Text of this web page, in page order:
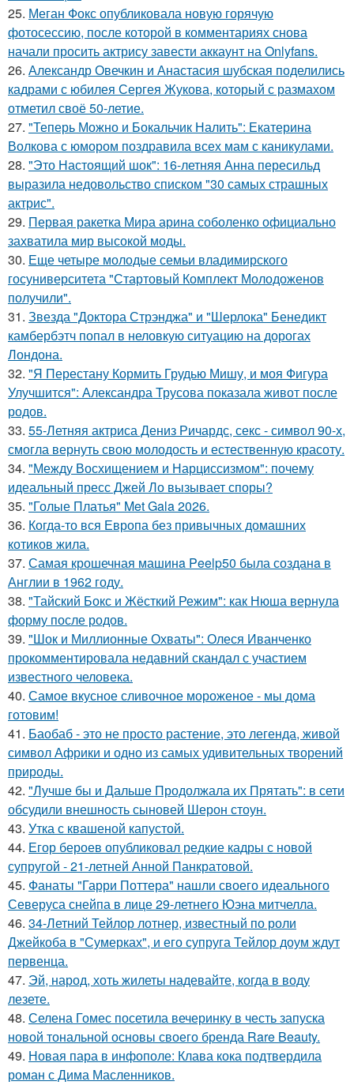
25. Меган Фокс опубликовала новую горячую
фотосессию, после которой в комментариях снова
начали просить актрису завести аккаунт на Onlyfans.
26. Александр Овечкин и Анастасия шубская поделились
кадрами с юбилея Сергея Жукова, который с размахом
отметил своё 50-летие.
27. "Теперь Можно и Бокальчик Налить": Екатерина
Волкова с юмором поздравила всех мам с каникулами.
28. "Это Настоящий шок": 16-летняя Анна пересильд
выразила недовольство списком "30 самых страшных
актрис".
29. Первая ракетка Мира арина соболенко официально
захватила мир высокой моды.
30. Еще четыре молодые семьи владимирского
госуниверситета "Стартовый Комплект Молодоженов
получили".
31. Звезда "Доктора Стрэнджа" и "Шерлока" Бенедикт
камбербэтч попал в неловкую ситуацию на дорогах
Лондона.
32. "Я Перестану Кормить Грудью Мишу, и моя Фигура
Улучшится": Александра Трусова показала живот после
родов.
33. 55-Летняя актриса Дениз Ричардс, секс - символ 90-х,
смогла вернуть свою молодость и естественную красоту.
34. "Между Восхищением и Нарциссизмом": почему
идеальный пресс Джей Ло вызывает споры?
35. "Голые Платья" Met Gala 2026.
36. Когда-то вся Европа без привычных домашних
котиков жила.
37. Самая крошечная машинa Peelp50 была созданa в
Англии в 1962 году.
38. "Тайский Бокс и Жёсткий Режим": как Нюша вернула
форму после родов.
39. "Шок и Миллионные Охваты": Олеся Иванченко
прокомментировала недавний скандал с участием
известного человека.
40. Самое вкусное сливочное мороженое - мы дома
готовим!
41. Баобаб - это не просто растение, это легенда, живой
символ Африки и одно из самых удивительных творений
природы.
42. "Лучше бы и Дальше Продолжала их Прятать": в сети
обсудили внешность сыновей Шерон стоун.
43. Утка с квашеной капустой.
44. Егор бероев опубликовал редкие кадры с новой
супругой - 21-летней Анной Панкратовой.
45. Фанаты "Гарри Поттера" нашли своего идеального
Северуса снейпа в лице 29-летнего Юэна митчелла.
46. 34-Летний Тейлор лотнер, известный по роли
Джейкоба в "Сумерках", и его супруга Тейлор доум ждут
первенца.
47. Эй, народ, хоть жилеты надевайте, когда в воду
лезете.
48. Селена Гомес посетила вечеринку в честь запуска
новой тональной основы своего бренда Rare Beauty.
49. Новая пара в инфополе: Клава кока подтвердила
роман с Дима Масленников.